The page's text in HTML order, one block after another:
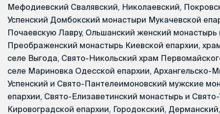
Мефодиевский Свалявский, Николаевский,
Успенский Домбокский монастыри Мукачевской
Почаевскую Лавру, Ольшанский женский
Преображенский монастырь Киевской епархии,
селе Выгода, Свято-Никольский храм
селе Мариновка Одесской епархии, Архангельско-
Успенский и Свято-Пантелеимоновский мужские
епархии, Свято-Елизаветинский монастырь и
Кировоградской епархии, Городокский,